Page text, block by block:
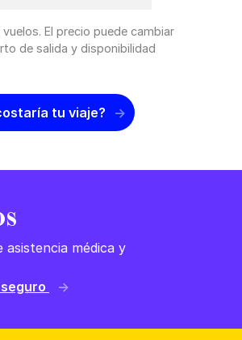
El precio puede cambiar
de salida y disponibilidad
tu viaje?
asistencia médica y